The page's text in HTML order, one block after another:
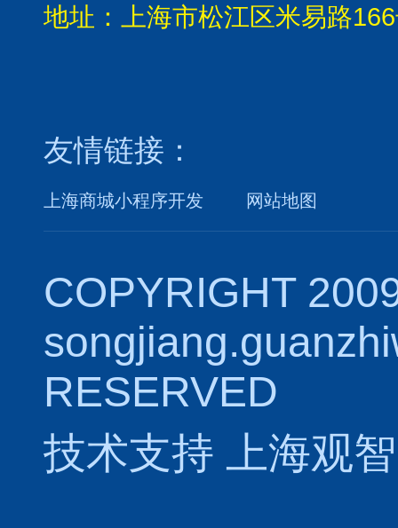
地址：上海市松江区米易路
友情链接：
上海商城小程序开发 网站地图
COPYRIGHT
RESERVED
技术支持
上海观